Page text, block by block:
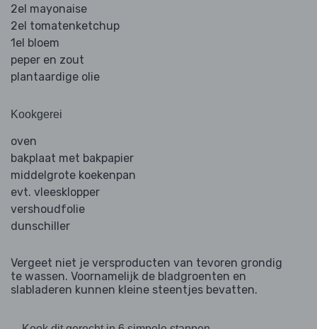
2el mayonaise
2el tomatenketchup
1el bloem
peper en zout
plantaardige olie
Kookgerei
oven
bakplaat met bakpapier
middelgrote koekenpan
evt. vleesklopper
vershoudfolie
dunschiller
Vergeet niet je versproducten van tevoren grondig
te wassen. Voornamelijk de bladgroenten en
slabladeren kunnen kleine steentjes bevatten.